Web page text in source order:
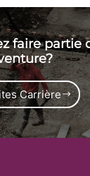
faire partie
Carrière